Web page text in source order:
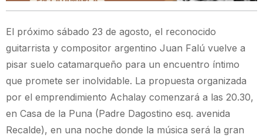
El próximo sábado 23 de agosto, el reconocido
guitarrista y compositor argentino Juan Falú vuelve a
pisar suelo catamarqueño para un encuentro íntimo
que promete ser inolvidable. La propuesta organizada
por el emprendimiento Achalay comenzará a las 20.30,
en Casa de la Puna (Padre Dagostino esq. avenida
Recalde), en una noche donde la música será la gran